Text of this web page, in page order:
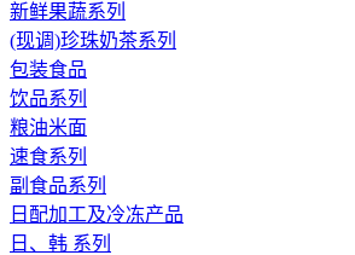
新鲜果蔬系列
(现调)珍珠奶茶系列
包装食品
饮品系列
粮油米面
速食系列
副食品系列
日配加工及冷冻产品
日、韩 系列